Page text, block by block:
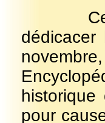
Ce
pour